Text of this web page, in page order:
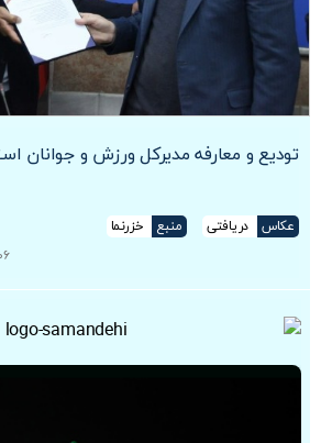
تودیع و معارفه مدیرکل ورزش و جوانان
عکاس دریافتی منبع
خزرنما
۰۶ بهمن ۱۴۰۳